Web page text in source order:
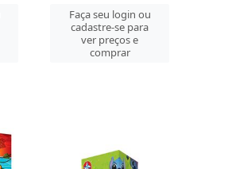
Faça seu login ou
cadastre-se para
ver preços e
comprar